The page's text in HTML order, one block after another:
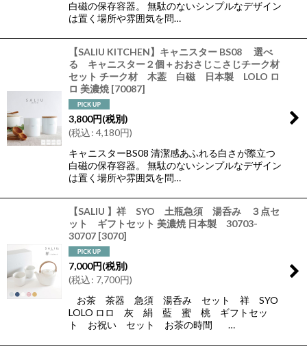
白磁の保存容器。 無駄のないシンプルなデザイン
は置く場所や雰囲気を問…
【SALIU KITCHEN】キャニスター BS08 選べ
る キャニスター２個＋おおさじこさじチーク材
セット チーク材 木葢 白磁 日本製 LOLO ロ
ロ 美濃焼 [70087]
3,800円(税別)
(税込: 4,180円)
キャニスターBS08 清潔感あふれる白さが際立つ
白磁の保存容器。 無駄のないシンプルなデザイン
は置く場所や雰囲気を問…
【SALIU 】祥 SYO 土瓶急須 湯呑み ３点セ
ット ギフトセット 美濃焼 日本製 30703-
30707 [3070]
7,000円(税別)
(税込: 7,700円)
お茶 茶器 急須 湯呑み セット 祥 SYO
LOLO ロロ 灰 絹 藍 蜜 桃 ギフトセッ
ト お祝い セット お茶の時間 …